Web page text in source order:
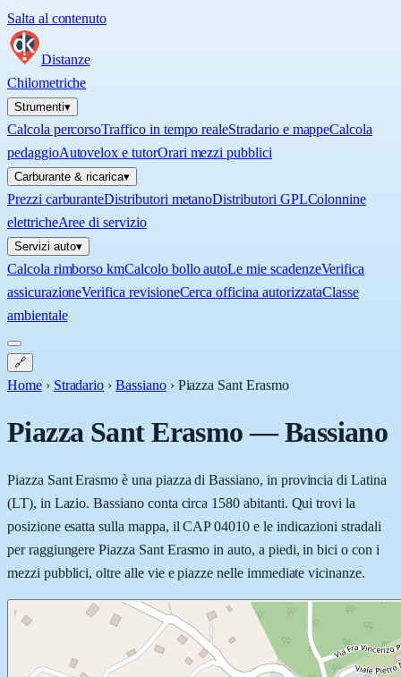
Salta al contenuto
Distanze
Chilometriche
Strumenti▾
Calcola percorsoTraffico in tempo realeStradario e mappeCalcola
pedaggioAutovelox e tutorOrari mezzi pubblici
Carburante & ricarica▾
Prezzi carburanteDistributori metanoDistributori GPLColonnine
elettricheAree di servizio
Servizi auto▾
Calcola rimborso kmCalcolo bollo autoLe mie scadenzeVerifica
assicurazioneVerifica revisioneCerca officina autorizzataClasse
ambientale
🔗
Home › Stradario › Bassiano › Piazza Sant Erasmo
Piazza Sant Erasmo—Bassiano
Piazza Sant Erasmo è una piazza di Bassiano, in provincia di Latina
(LT), in Lazio. Bassiano conta circa 1580 abitanti. Qui trovi la
posizione esatta sulla mappa, il CAP 04010 e le indicazioni stradali
per raggiungere Piazza Sant Erasmo in auto, a piedi, in bici o con i
mezzi pubblici, oltre alle vie e piazze nelle immediate vicinanze.